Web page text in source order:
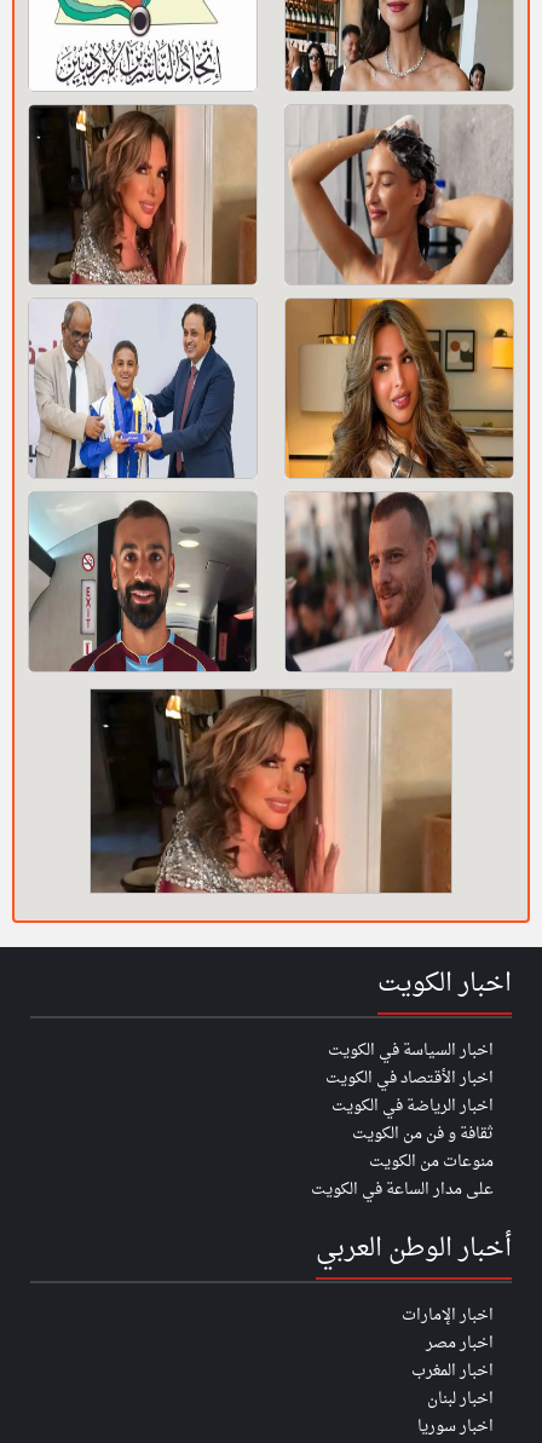
اخبار الكويت
اخبار السياسة في الكويت
اخبار الأقتصاد في الكويت
اخبار الرياضة في الكويت
ثقافة و فن من الكويت
منوعات من الكويت
على مدار الساعة في الكويت
أخبار الوطن العربي
اخبار الإمارات
اخبار مصر
اخبار المغرب
اخبار لبنان
اخبار سوريا